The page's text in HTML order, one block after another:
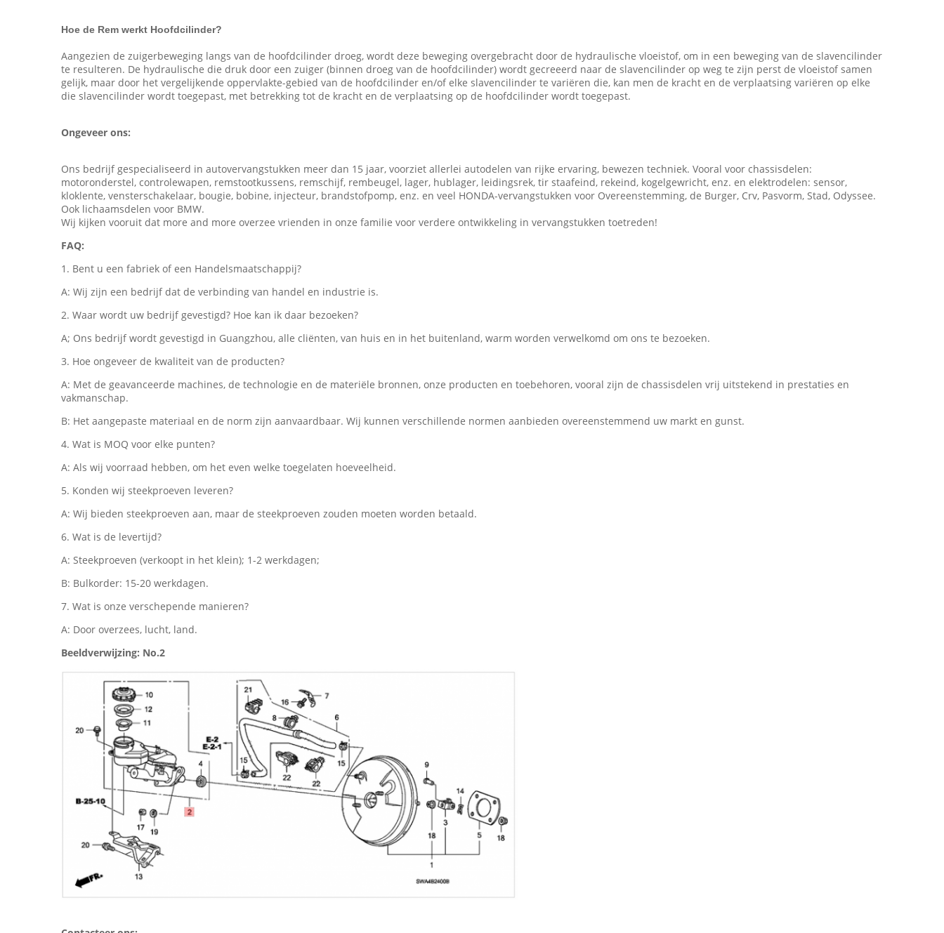
Hoe de Rem werkt Hoofdcilinder?
Aangezien de zuigerbeweging langs van de hoofdcilinder droeg, wordt deze beweging overgebracht door de hydraulische vloeistof, om in een beweging van de slavencilinder
te resulteren. De hydraulische die druk door een zuiger (binnen droeg van de hoofdcilinder) wordt gecreeerd naar de slavencilinder op weg te zijn perst de vloeistof samen
gelijk, maar door het vergelijkende oppervlakte-gebied van de hoofdcilinder en/of elke slavencilinder te variëren die, kan men de kracht en de verplaatsing variëren op elke
die slavencilinder wordt toegepast, met betrekking tot de kracht en de verplaatsing op de hoofdcilinder wordt toegepast.
Ongeveer ons:
Ons bedrijf gespecialiseerd in autovervangstukken meer dan 15 jaar, voorziet allerlei autodelen van rijke ervaring, bewezen techniek. Vooral voor chassisdelen:
motoronderstel, controlewapen, remstootkussens, remschijf, rembeugel, lager, hublager, leidingsrek, tir staafeind, rekeind, kogelgewricht, enz. en elektrodelen: sensor,
kloklente, vensterschakelaar, bougie, bobine, injecteur, brandstofpomp, enz. en veel HONDA-vervangstukken voor Overeenstemming, de Burger, Crv, Pasvorm, Stad, Odyssee.
Ook lichaamsdelen voor BMW.
Wij kijken vooruit dat more and more overzee vrienden in onze familie voor verdere ontwikkeling in vervangstukken toetreden!
FAQ:
1. Bent u een fabriek of een Handelsmaatschappij?
A: Wij zijn een bedrijf dat de verbinding van handel en industrie is.
2. Waar wordt uw bedrijf gevestigd? Hoe kan ik daar bezoeken?
A; Ons bedrijf wordt gevestigd in Guangzhou, alle cliënten, van huis en in het buitenland, warm worden verwelkomd om ons te bezoeken.
3. Hoe ongeveer de kwaliteit van de producten?
A: Met de geavanceerde machines, de technologie en de materiële bronnen, onze producten en toebehoren, vooral zijn de chassisdelen vrij uitstekend in prestaties en
vakmanschap.
B: Het aangepaste materiaal en de norm zijn aanvaardbaar. Wij kunnen verschillende normen aanbieden overeenstemmend uw markt en gunst.
4. Wat is MOQ voor elke punten?
A: Als wij voorraad hebben, om het even welke toegelaten hoeveelheid.
5. Konden wij steekproeven leveren?
A: Wij bieden steekproeven aan, maar de steekproeven zouden moeten worden betaald.
6. Wat is de levertijd?
A: Steekproeven (verkoopt in het klein); 1-2 werkdagen;
B: Bulkorder: 15-20 werkdagen.
7. Wat is onze verschepende manieren?
A: Door overzees, lucht, land.
Beeldverwijzing: No.2